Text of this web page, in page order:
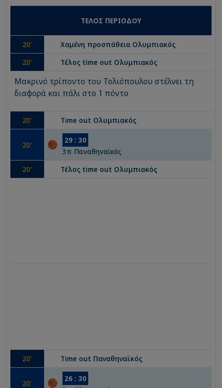
ΤΕΛΟΣ ΠΕΡΙΟΔΟΥ
20' Χαμένη προσπάθεια Ολυμπιακός
20' Τέλος time out Ολυμπιακός
Μακρινό τρίποντο του Τολιόπουλου στέλνει τη
διαφορά και πάλι στο 1 πόντο
20' Time out Ολυμπιακός
20' 29 :30
3π Παναθηναϊκός
20' Τέλος time out Ολυμπιακός
20' Time out Παναθηναϊκός
20' 26 :30